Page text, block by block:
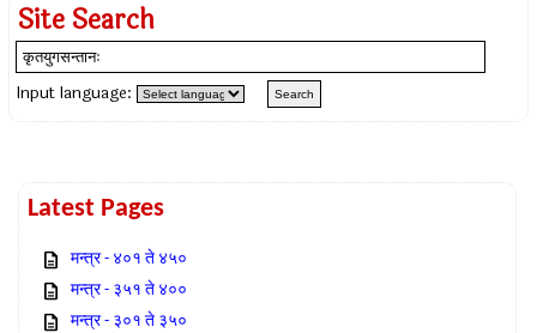
Site Search
Input language:
Latest Pages
मन्त्र - ४०१ ते ४५०
मन्त्र - ३५१ ते ४००
मन्त्र - ३०१ ते ३५०